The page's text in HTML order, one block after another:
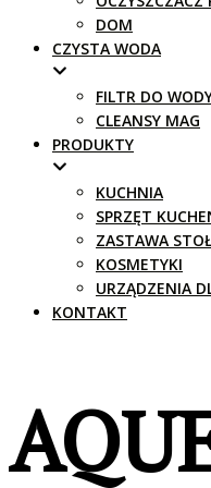
DOM
CZYSTA WODA
FILTR DO
CLEANSY MAG
PRODUKTY
KUCHNIA
SPRZĘT
ZASTAWA
KOSMETYKI
URZĄDZENIA
KONTAKT